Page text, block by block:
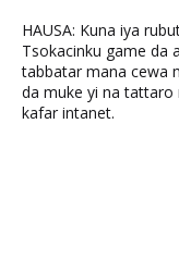
HAUSA: Kuna iya
Tsokacinku game da
tabbatar mana cewa
da muke yi na tattaro
kafar intanet.